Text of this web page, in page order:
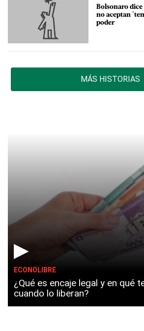
Bolsonaro dice
no aceptan
poder
MÁS HISTORIAS
▶
ECONOLIBRE
¿Qué es encaje legal y en qué
cuando lo liberan?